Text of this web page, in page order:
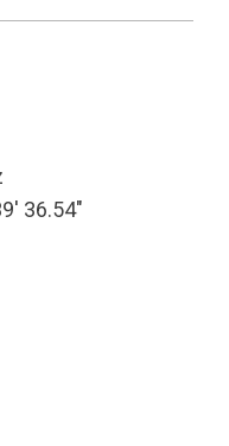
36.54″